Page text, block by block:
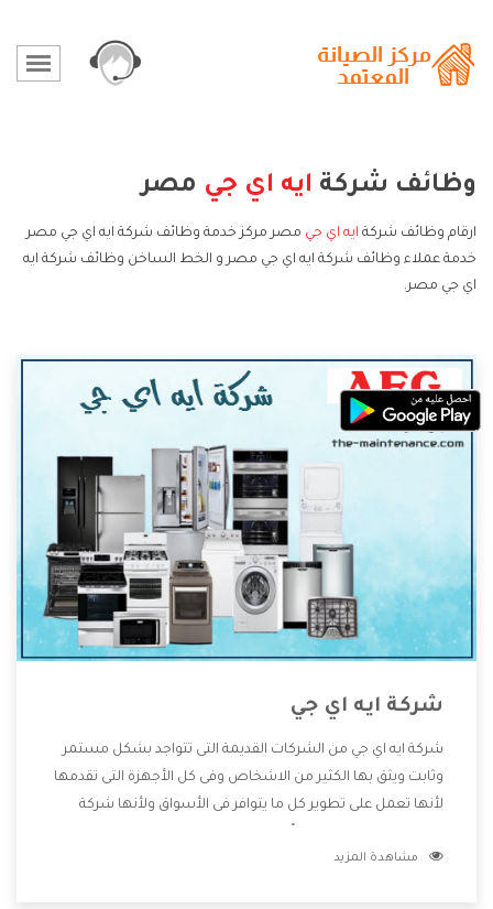
وظائف شركة ايه اي جي مصر
ارقام وظائف شركة ايه اي جي مصر مركز خدمة وظائف شركة ايه اي جي مصر
خدمة عملاء وظائف شركة ايه اي جي مصر و الخط الساخن وظائف شركة ايه
اي جي مصر.
شركة ايه اي جي
شركة ايه اي جي من الشركات القديمة التى تتواجد بشكل مستمر
وثابت ويثق بها الكثير من الاشخاص وفى كل الأجهزة التى تقدمها
لأنها تعمل على تطوير كل ما يتوافر فى الأسواق ولأنها شركة
وتقدم للعملاء أقوى العروض والخصومات التى تسهل على
مشاهدة المزيد